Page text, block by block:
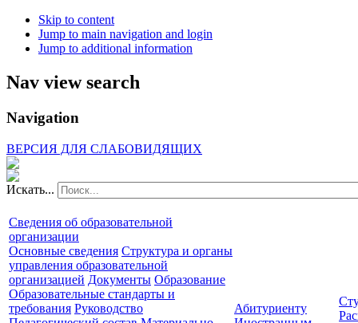
Skip to content
Jump to main navigation and login
Jump to additional information
Nav view search
Navigation
ВЕРСИЯ ДЛЯ СЛАБОВИДЯЩИХ
Искать...
Сведения об образовательной
организации
Основные сведения Структура и органы
управления образовательной
организацией Документы Образование
Образовательные стандарты и
требования Руководство
Абитуриенту